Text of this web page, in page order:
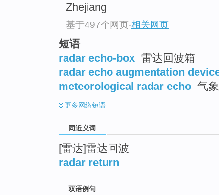
Zhejiang
基于497个网页-相关网页
短语
radar echo-box 雷达回波箱
radar echo augmentation
meteorological radar echo 气
更多网络短语
同近义词
[雷达]雷达回波
radar return
双语例句